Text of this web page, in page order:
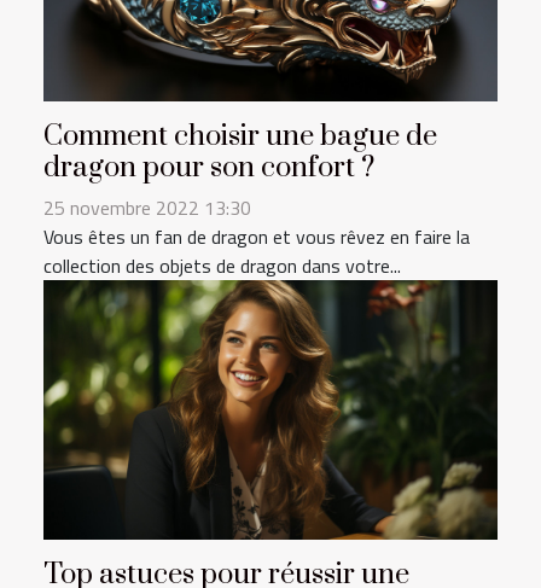
Comment choisir une bague de
dragon pour son confort ?
25 novembre 2022 13:30
Vous êtes un fan de dragon et vous rêvez en faire la
collection des objets de dragon dans votre...
Top astuces pour réussir une